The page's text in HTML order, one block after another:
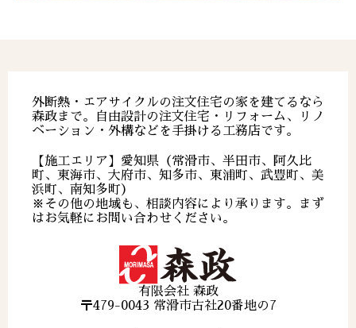
外断熱・エアサイクルの注文住宅の家を建てるなら
森政まで。自由設計の注文住宅・リフォーム、リノ
ベーション・外構などを手掛ける工務店です。
【施工エリア】愛知県（常滑市、半田市、阿久比
町、東海市、大府市、知多市、東浦町、武豊町、美
浜町、南知多町）
※その他の地域も、相談内容により承ります。まず
はお気軽にお問い合わせください。
有限会社 森政
〒479-0043 常滑市古社20番地の7